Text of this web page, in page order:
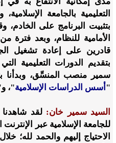
التعليمية بالجامعة
بتثبيت البرنامج على الخادم،
الأمامية للنظام، وبعد فترة
قادرين على إعادة تشغيل
بتقديم الدورات التعليمية
سمير منصب المنسِّق، وبدأنا
" أسس الدراسات الإسلامية"،
السيد سمير خان: لقد
للجامعة الإسلامية عبر
الاحتياج إليهم والحمد لله؛